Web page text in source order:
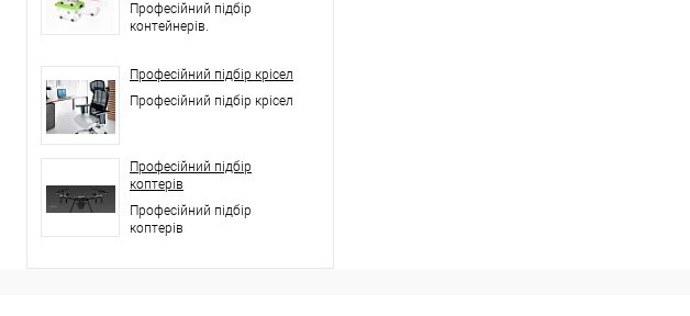
Професійний підбір
контейнерів.
Професійний підбір крісел
Професійний підбір крісел
Професійний підбір
коптерів
Професійний підбір
коптерів